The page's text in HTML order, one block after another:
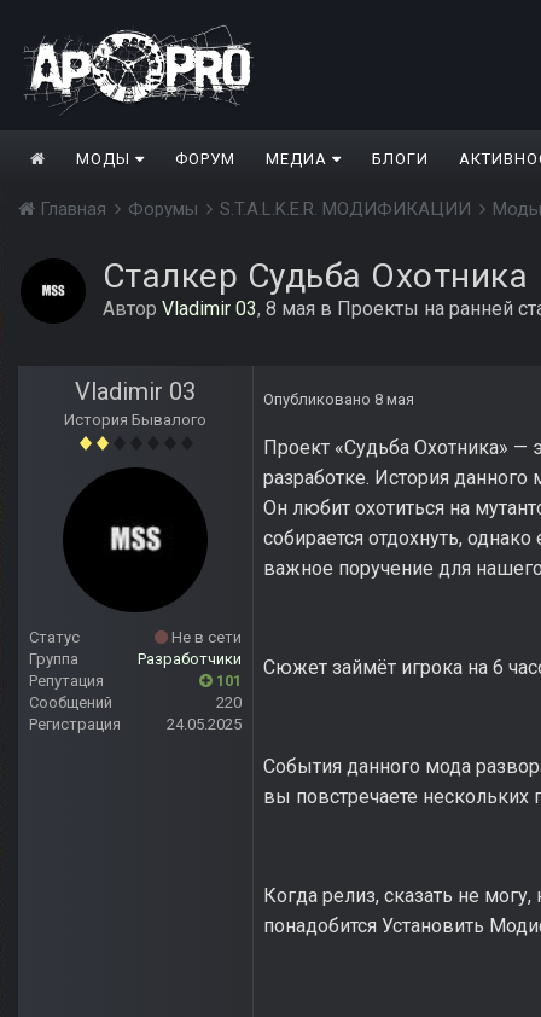
МОДЫ ФОРУМ МЕДИА БЛОГИ
Главная Форумы S.T.A.L.K.E.R. МОДИФИКАЦИИ Моды
Сталкер Судьба Охотника
Автор Vladimir 03, 8 мая в Проекты на ранней
Vladimir 03
История Бывалого
Статус
Не в сети
Группа
Разработчики
Репутация
101
Сообщений
220
Регистрация
24.05.2025
Опубликовано 8 мая
Проект «Судьба Охотника» —
разработке. История
Он любит охотиться на
собирается отдохнуть,
важное поручение для
Сюжет займёт игрока на 6
События данного мода
вы повстречаете
Когда релиз, сказать не
понадобится Установить